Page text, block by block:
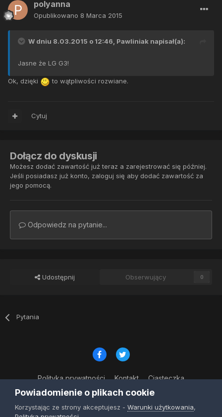
polyanna
Opublikowano 8 Marca 2015
W dniu 8.03.2015 o 12:46, Pawliniak napisał(a):
Jasne że LG G3!
Ok, dzięki to wątpliwości rozwiane.
Cytuj
Dołącz do dyskusji
Możesz dodać zawartość już teraz a zarejestrować się później.
Jeśli posiadasz już konto, zaloguj się aby dodać zawartość za
jego pomocą.
Odpowiedz na pytanie...
Udostępnij Obserwujący 0
Pytania
Polityka prywatności Kontakt Ciasteczka
© Copyright 2023
Powered by Invision Community
Powiadomienie o plikach cookie
Korzystając ze strony akceptujesz - Warunki użytkowania,